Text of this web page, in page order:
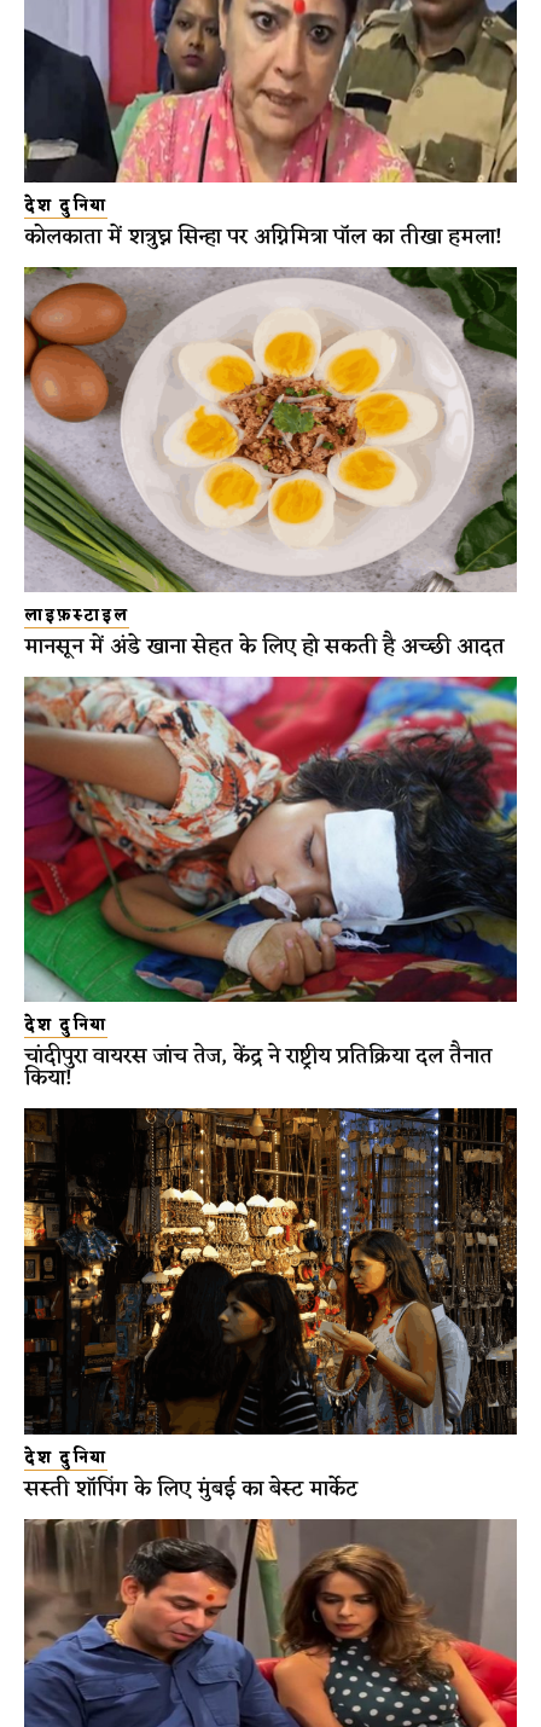
देश दुनिया
कोलकाता में शत्रुघ्न सिन्हा पर अग्निमित्रा पॉल का तीखा हमला!
लाइफ़स्टाइल
मानसून में अंडे खाना सेहत के लिए हो सकती है अच्छी आदत
देश दुनिया
चांदीपुरा वायरस जांच तेज, केंद्र ने राष्ट्रीय प्रतिक्रिया दल तैनात
किया!
देश दुनिया
सस्ती शॉपिंग के लिए मुंबई का बेस्ट मार्केट